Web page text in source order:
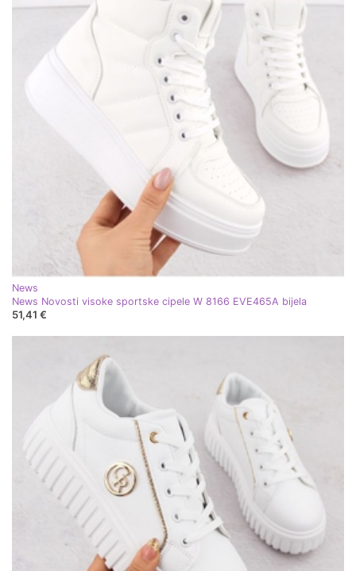
News
News Novosti visoke sportske cipele W 8166 EVE465A bijela
51,41 €